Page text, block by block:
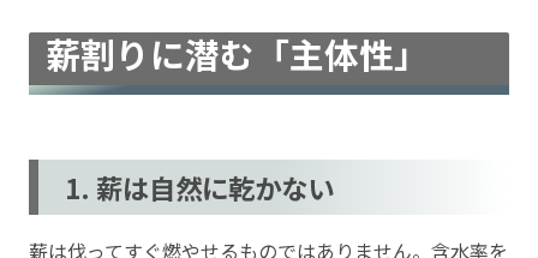
薪割りに潜む「主体性」
1. 薪は自然に乾かない
薪は伐ってすぐ燃やせるものではありません。含水率を